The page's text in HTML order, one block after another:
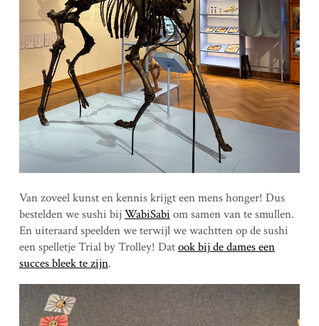
Van zoveel kunst en kennis krijgt een mens honger! Dus
bestelden we sushi bijWabiSabi om samen van te smullen.
En uiteraard speelden we terwijl we wachtten op de sushi
een spelletje Trial by Trolley! Datook bij de dames een
succes bleek te zijn.